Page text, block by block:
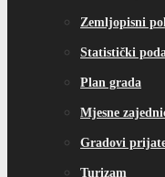
Zemljopisni
Statistički
Plan grada
Mjesne
Gradovi
Turizam